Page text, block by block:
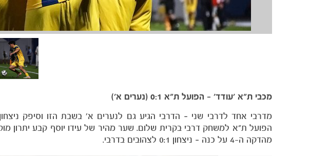
מכבי ת״א ׳עודד׳ – הפועל ת״א 0:1 (נערים א׳)
הפועל ת״א למשחק דרבי בקרית שלום. שער מהיר של עידו יוסף קבע יתרון
מהדקה ה-4 על כנה – ניצחון 0:1 לצהובים בדרבי.